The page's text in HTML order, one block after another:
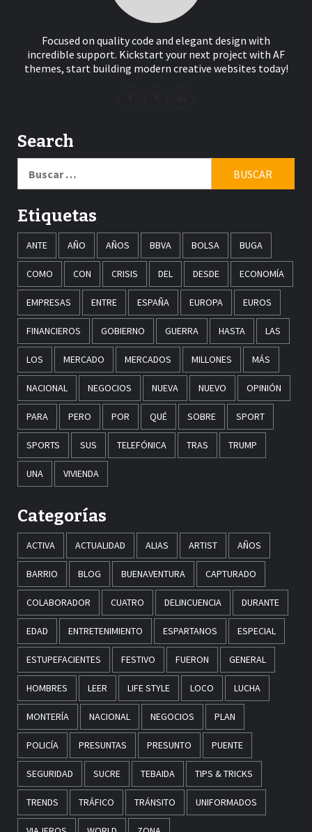
Focused on quality code and elegant design with
incredible support. Kickstart your next project with AF
themes, start building modern creative websites today!
Search
Etiquetas
ANTE AÑO AÑOS BBVA BOLSA BUGA
COMO CON CRISIS DEL DESDE ECONOMÍA
EMPRESAS ENTRE ESPAÑA EUROPA EUROS
FINANCIEROS GOBIERNO GUERRA HASTA LAS
LOS MERCADO MERCADOS MILLONES MÁS
NACIONAL NEGOCIOS NUEVA NUEVO OPINIÓN
PARA PERO POR QUÉ SOBRE SPORT
SPORTS SUS TELEFÓNICA TRAS TRUMP
UNA VIVIENDA
Categorías
ACTIVA ACTUALIDAD ALIAS ARTIST AÑOS
BARRIO BLOG BUENAVENTURA CAPTURADO
COLABORADOR CUATRO DELINCUENCIA DURANTE
EDAD ENTRETENIMIENTO ESPARTANOS ESPECIAL
ESTUPEFACIENTES FESTIVO FUERON GENERAL
HOMBRES LEER LIFE STYLE LOCO LUCHA
MONTERÍA NACIONAL NEGOCIOS PLAN
POLICÍA PRESUNTAS PRESUNTO PUENTE
SEGURIDAD SUCRE TEBAIDA TIPS & TRICKS
TRENDS TRÁFICO TRÁNSITO UNIFORMADOS